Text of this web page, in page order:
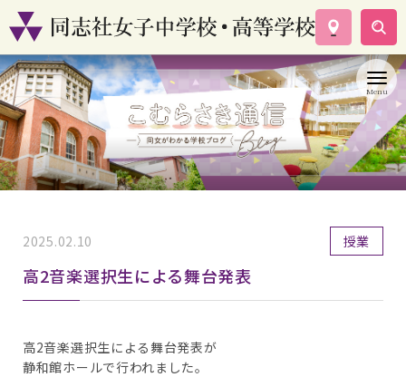
学校案内
コース紹介
学校生活
入試情報
資料請求
2025.02.10 授業
高2音楽選択生による舞台発表
高2音楽選択生による舞台発表が
静和館ホールで行われました。